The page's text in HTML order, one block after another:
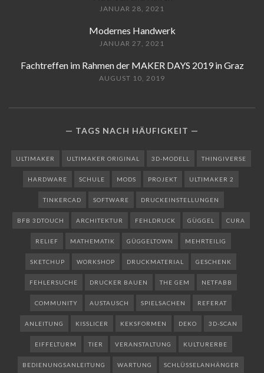
JANUAR 28, 2021
Modernes Handwerk
JANUAR 27, 2021
Fachtreffen im Rahmen der MAKER DAYS 2019 in Graz
AUGUST 10, 2019
TAGS NACH HÄUFIGKEIT
ULTIMAKER ULTIMAKER ORIGINAL 3D-MODELL THINGIVERSE
HARDWARE SCHULE MODS PROJEKT ULTIMAKER 2
TINKERCAD SOFTWARE DRUCKEINSTELLUNGEN
BFB 3DTOUCH ARCHITEKTUR FEHLDRUCK GÜGGEL CURA
RELIEF MATHEMATIK GÜGGELTOWN MEHRTEILIG
SKETCHUP WORKSHOP DRUCKMATERIAL GESCHENK
FEHLERSUCHE DRUCKER BAUEN THE GEM NETFABB
COMMUNITY AUSTAUSCH SPIELSACHEN REFERAT
ANLEITUNG KISSLICER KEKSFORMEN DEKO 3D-SCAN
EIFFELTURM TIER VERANSTALTUNG KULTURERBE
BEDIENUNGSANLEITUNG WARTUNG SCHLÜSSELANHÄNGER